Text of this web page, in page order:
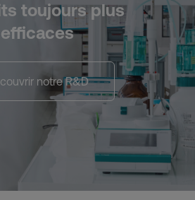
toujours plus
efficaces
notre R&D​